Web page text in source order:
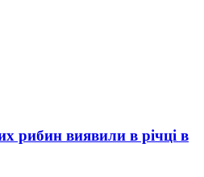
рибин виявили в річці в